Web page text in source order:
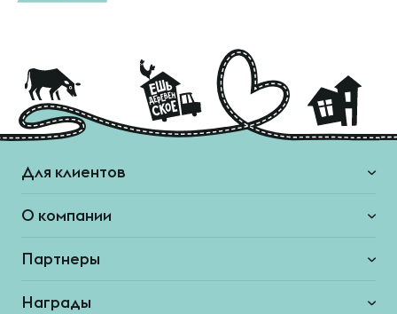
Для клиентов
О компании
Партнеры
Награды